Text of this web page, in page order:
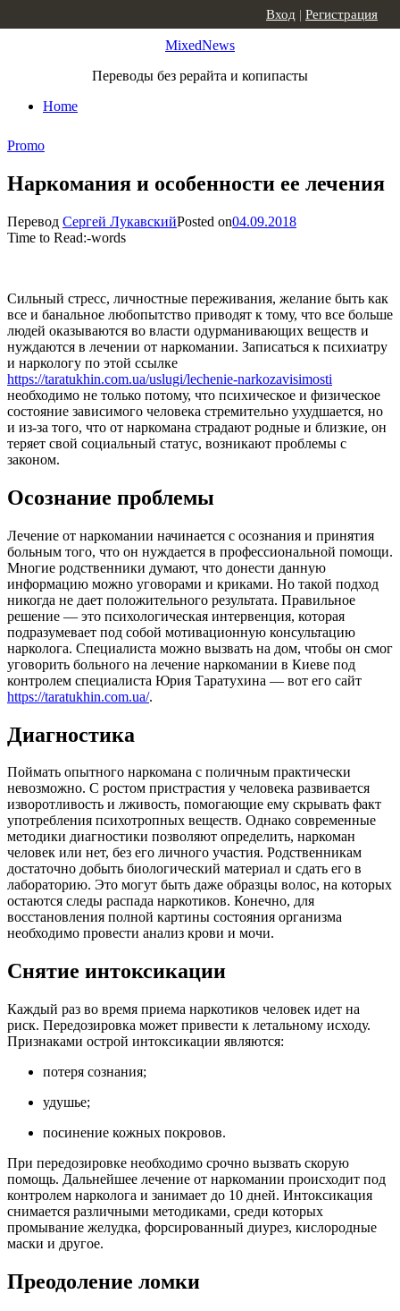
MixedNews
Переводы без рерайта и копипасты
Home
Вход | Регистрация
Promo
Наркомания и особенности ее лечения
Перевод Сергей ЛукавскийPosted on04.09.2018
Time to Read:-words
Сильный стресс, личностные переживания, желание быть как
все и банальное любопытство приводят к тому, что все больше
людей оказываются во власти одурманивающих веществ и
нуждаются в лечении от наркомании. Записаться к психиатру
и наркологу по этой ссылке
https://taratukhin.com.ua/uslugi/lechenie-narkozavisimosti
необходимо не только потому, что психическое и физическое
состояние зависимого человека стремительно ухудшается, но
и из-за того, что от наркомана страдают родные и близкие, он
теряет свой социальный статус, возникают проблемы с
законом.
Осознание проблемы
Лечение от наркомании начинается с осознания и принятия
больным того, что он нуждается в профессиональной помощи.
Многие родственники думают, что донести данную
информацию можно уговорами и криками. Но такой подход
никогда не дает положительного результата. Правильное
решение — это психологическая интервенция, которая
подразумевает под собой мотивационную консультацию
нарколога. Специалиста можно вызвать на дом, чтобы он смог
уговорить больного на лечение наркомании в Киеве под
контролем специалиста Юрия Таратухина — вот его сайт
https://taratukhin.com.ua/.
Диагностика
Поймать опытного наркомана с поличным практически
невозможно. С ростом пристрастия у человека развивается
изворотливость и лживость, помогающие ему скрывать факт
употребления психотропных веществ. Однако современные
методики диагностики позволяют определить, наркоман
человек или нет, без его личного участия. Родственникам
достаточно добыть биологический материал и сдать его в
лабораторию. Это могут быть даже образцы волос, на которых
остаются следы распада наркотиков. Конечно, для
восстановления полной картины состояния организма
необходимо провести анализ крови и мочи.
Снятие интоксикации
Каждый раз во время приема наркотиков человек идет на
риск. Передозировка может привести к летальному исходу.
Признаками острой интоксикации являются:
потеря сознания;
удушье;
посинение кожных покровов.
При передозировке необходимо срочно вызвать скорую
помощь. Дальнейшее лечение от наркомании происходит под
контролем нарколога и занимает до 10 дней. Интоксикация
снимается различными методиками, среди которых
промывание желудка, форсированный диурез, кислородные
маски и другое.
Преодоление ломки